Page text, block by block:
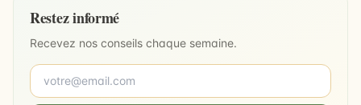
Restez informé
Recevez nos conseils chaque semaine.